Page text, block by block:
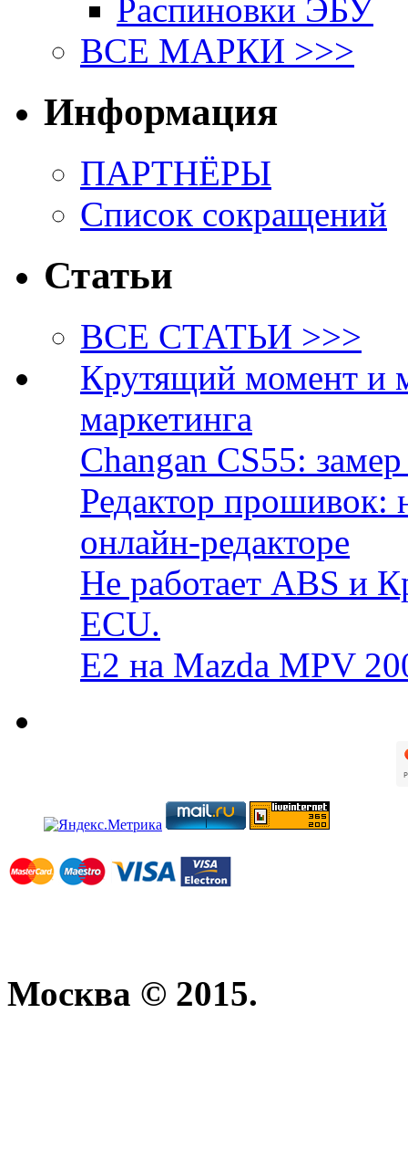
Распиновки ЭБУ
ВСЕ МАРКИ >>>
Информация
ПАРТНЁРЫ
Список сокращений
Статьи
ВСЕ СТАТЬИ >>>
Крутящий момент и
маркетинга
Changan CS55:
Редактор прошивок:
онлайн-редакторе
Не работает ABS и
ECU.
E2 на Mazda MPV
Москва © 2015.